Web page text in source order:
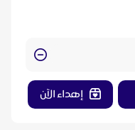
إهداء الآن